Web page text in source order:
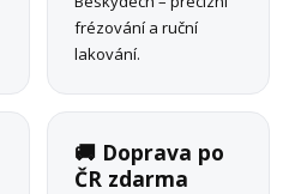
frézování a ruční
lakování.
🚚 Doprava po
ČR zdarma